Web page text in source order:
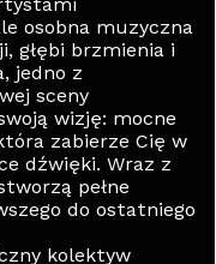
osobna muzyczna
głębi brzmienia i
jedno z
sceny
wizję: mocne
zabierze Cię w
dźwięki. Wraz z
pełne
do ostatniego
kolektyw